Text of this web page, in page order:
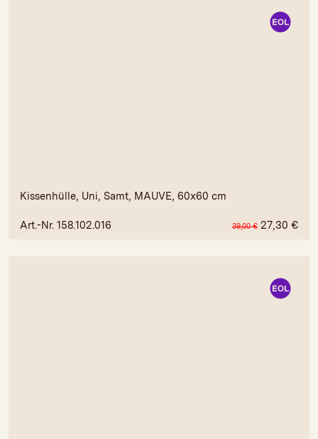
Kissenhülle, Uni, Samt, MAUVE, 60x60 cm
Art.-Nr. 158.102.016 39,00€ 27,30 €